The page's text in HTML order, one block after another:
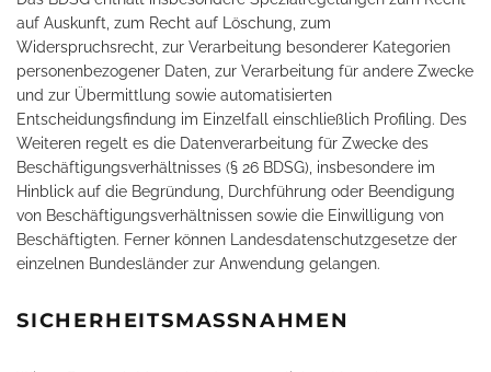
auf Auskunft, zum Recht auf Löschung, zum
Widerspruchsrecht, zur Verarbeitung besonderer Kategorien
personenbezogener Daten, zur Verarbeitung für andere Zwecke
und zur Übermittlung sowie automatisierten
Entscheidungsfindung im Einzelfall einschließlich Profiling. Des
Weiteren regelt es die Datenverarbeitung für Zwecke des
Beschäftigungsverhältnisses (§ 26 BDSG), insbesondere im
Hinblick auf die Begründung, Durchführung oder Beendigung
von Beschäftigungsverhältnissen sowie die Einwilligung von
Beschäftigten. Ferner können Landesdatenschutzgesetze der
einzelnen Bundesländer zur Anwendung gelangen.
SICHERHEITSMASSNAHMEN